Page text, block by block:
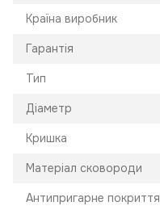
Країна виробник
Гарантія
Тип
Діаметр
Кришка
Матеріал сковороди
Антипригарне покриття